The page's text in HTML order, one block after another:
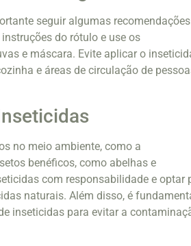
seguir algumas
do rótulo e use os
e máscara. Evite aplicar o
e áreas de circulação de
no meio ambiente, como a
benéficos, como abelhas e
com responsabilidade e optar
naturais. Além disso, é
inseticidas para evitar a